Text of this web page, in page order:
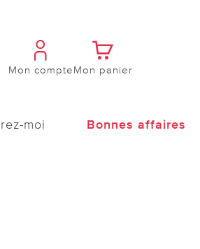
Mon compteMon panier
moi Bonnes affaires